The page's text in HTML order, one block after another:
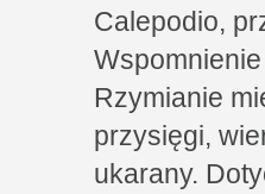
Calepodio,
Rzymianie
przysięgi,
ukarany.